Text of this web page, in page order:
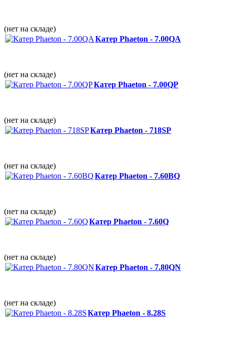
(нет на складе)
Катер Phaeton - 7.00QА
(нет на складе)
Катер Phaeton - 7.00QP
(нет на складе)
Катер Phaeton - 718SP
(нет на складе)
Катер Phaeton - 7.60BQ
(нет на складе)
Катер Phaeton - 7.60Q
(нет на складе)
Катер Phaeton - 7.80QN
(нет на складе)
Катер Phaeton - 8.28S